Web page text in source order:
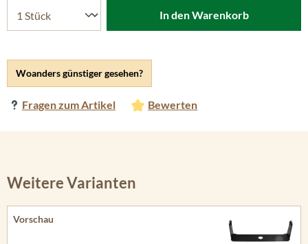
Woanders günstiger gesehen?
Fragen zum Artikel Bewerten
In den Warenkorb
Weitere Varianten